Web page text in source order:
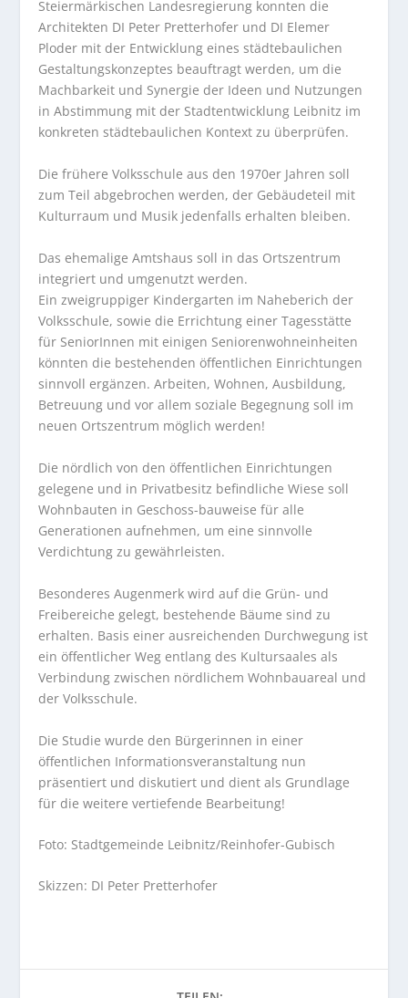
Steiermärkischen Landesregierung konnten die
Architekten DI Peter Pretterhofer und DI Elemer
Ploder mit der Entwicklung eines städtebaulichen
Gestaltungskonzeptes beauftragt werden, um die
Machbarkeit und Synergie der Ideen und Nutzungen
in Abstimmung mit der Stadtentwicklung Leibnitz im
konkreten städtebaulichen Kontext zu überprüfen.
Die frühere Volksschule aus den 1970er Jahren soll
zum Teil abgebrochen werden, der Gebäudeteil mit
Kulturraum und Musik jedenfalls erhalten bleiben.
Das ehemalige Amtshaus soll in das Ortszentrum
integriert und umgenutzt werden.
Ein zweigruppiger Kindergarten im Naheberich der
Volksschule, sowie die Errichtung einer Tagesstätte
für SeniorInnen mit einigen Seniorenwohneinheiten
könnten die bestehenden öffentlichen Einrichtungen
sinnvoll ergänzen. Arbeiten, Wohnen, Ausbildung,
Betreuung und vor allem soziale Begegnung soll im
neuen Ortszentrum möglich werden!
Die nördlich von den öffentlichen Einrichtungen
gelegene und in Privatbesitz befindliche Wiese soll
Wohnbauten in Geschoss-bauweise für alle
Generationen aufnehmen, um eine sinnvolle
Verdichtung zu gewährleisten.
Besonderes Augenmerk wird auf die Grün- und
Freibereiche gelegt, bestehende Bäume sind zu
erhalten. Basis einer ausreichenden Durchwegung ist
ein öffentlicher Weg entlang des Kultursaales als
Verbindung zwischen nördlichem Wohnbauareal und
der Volksschule.
Die Studie wurde den Bürgerinnen in einer
öffentlichen Informationsveranstaltung nun
präsentiert und diskutiert und dient als Grundlage
für die weitere vertiefende Bearbeitung!
Foto: Stadtgemeinde Leibnitz/Reinhofer-Gubisch
Skizzen: DI Peter Pretterhofer